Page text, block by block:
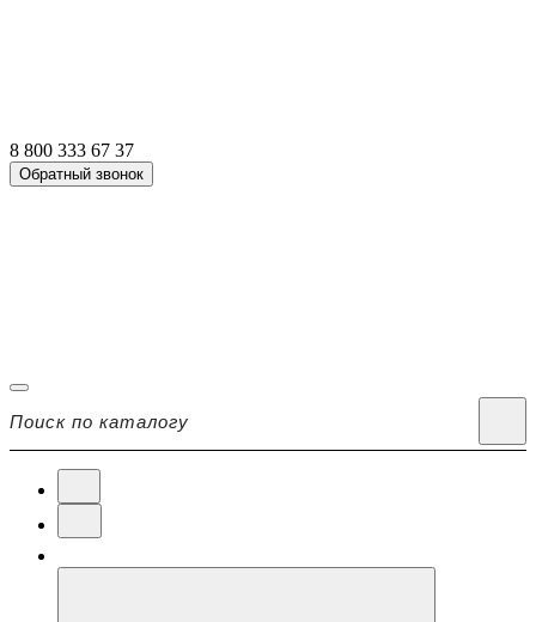
8 800 333 67 37
Обратный звонок